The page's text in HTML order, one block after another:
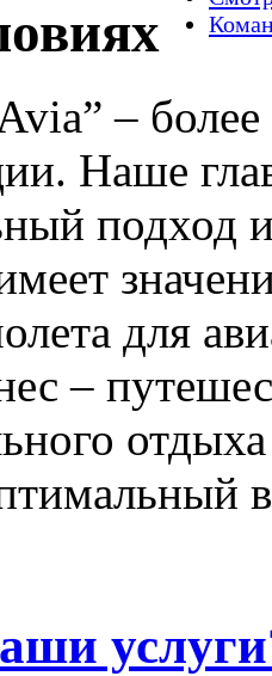
–
Наше
подход
для
–